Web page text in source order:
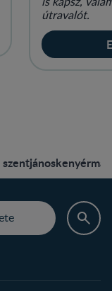
útravalót.